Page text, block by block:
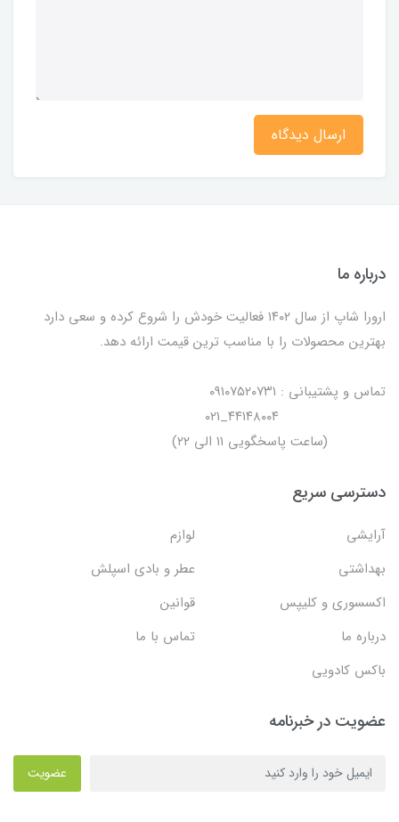
ارسال دیدگاه
درباره ما
ارورا شاپ از سال ۱۴۰۲ فعالیت خودش را شروع کرده و سعی دارد
بهترین محصولات را با مناسب ترین قیمت ارائه دهد.
تماس و پشتیبانی : ۰۹۱۰۷۵۲۰۷۳۱
(ساعت پاسخگویی ۱۱ الی ۲۲)
دسترسی سریع
آرایشی
لوازم
بهداشتی
عطر و بادی اسپلش
اکسسوری و کلیپس
قوانین
درباره ما
تماس با ما
باکس کادویی
عضویت در خبرنامه
عضویت